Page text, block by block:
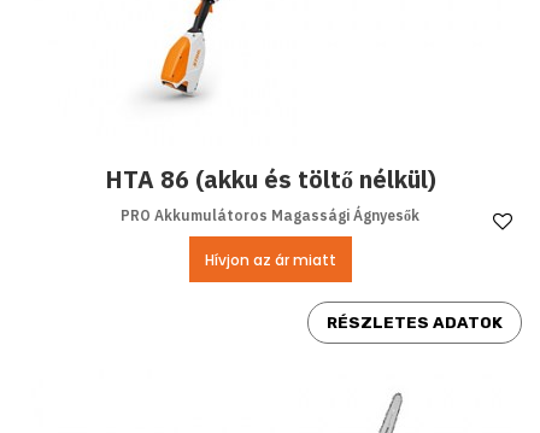
HTA 86 (akku és töltő nélkül)
PRO Akkumulátoros Magassági Ágnyesők
Hívjon az ár miatt
RÉSZLETES ADATOK